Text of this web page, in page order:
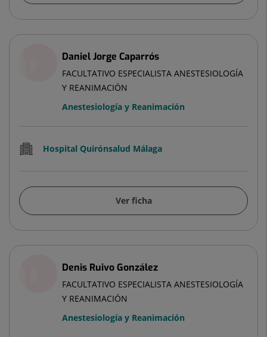
Daniel Jorge Caparrós
FACULTATIVO ESPECIALISTA ANESTESIOLOGÍA
Y REANIMACIÓN
Anestesiología y Reanimación
Hospital Quirónsalud Málaga
Ver ficha
Denis Ruivo González
FACULTATIVO ESPECIALISTA ANESTESIOLOGÍA
Y REANIMACIÓN
Anestesiología y Reanimación